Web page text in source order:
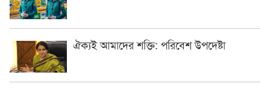
ঐক্যই আমাদের শক্তি: পরিবেশ উপদেষ্টা